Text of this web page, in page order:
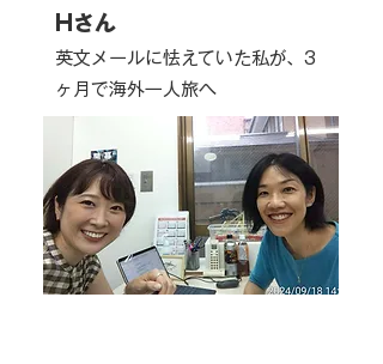
Hさん
英文メールに怯えていた私が、3
ヶ月で海外一人旅へ